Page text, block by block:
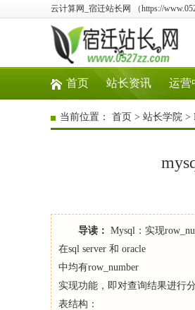
云计算网_宿迁站长网 （https://
首页 站长资讯 运营
当前位置： 首页 > 站长学院 >
导读： Mysql：实现
在sql server 和 oracle
中均有row_number
实现功能，即对查询结果进行
表结构：